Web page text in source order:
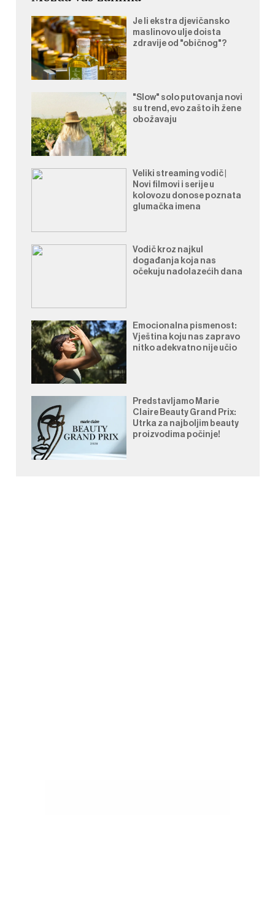
Je li ekstra djevičansko
maslinovo ulje doista
zdravije od "običnog"?
"Slow" solo putovanja novi
su trend, evo zašto ih žene
obožavaju
Veliki streaming vodič |
Novi filmovi i serije u
kolovozu donose poznata
glumačka imena
Vodič kroz najkul
događanja koja nas
očekuju nadolazećih dana
Emocionalna pismenost:
Vještina koju nas zapravo
nitko adekvatno nije učio
Predstavljamo Marie
Claire Beauty Grand Prix:
Utrka za najboljim beauty
proizvodima počinje!